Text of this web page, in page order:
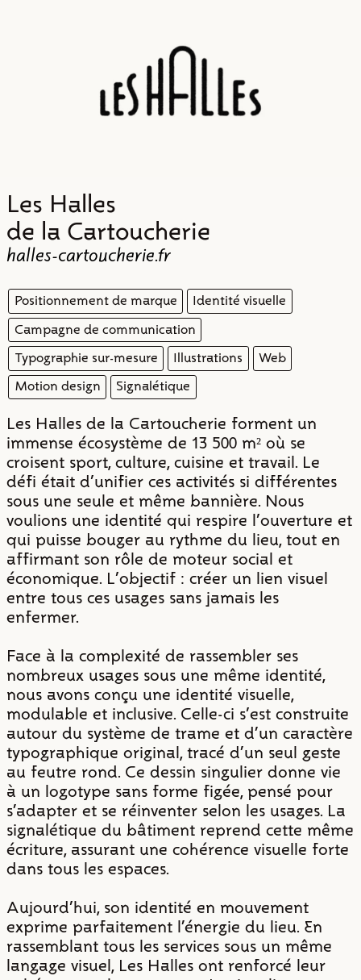
Typo
Infos
Les Halles
de la Cartoucherie
halles-cartoucherie.fr
Positionnement de marque
Identité visuelle
Campagne de communication
Typographie sur-mesure
Illustrations
Web
Motion design
Signalétique
Les Halles de la Cartoucherie forment un
immense écosystème de 13 500 m² où se
croisent sport, culture, cuisine et travail. Le
défi était d'unifier ces activités si différentes
sous une seule et même bannière. Nous
voulions une identité qui respire l'ouverture et
qui puisse bouger au rythme du lieu, tout en
affirmant son rôle de moteur social et
économique. L'objectif : créer un lien visuel
entre tous ces usages sans jamais les
enfermer.
Face à la complexité de rassembler ses
nombreux usages sous une même identité,
nous avons conçu une identité visuelle,
modulable et inclusive. Celle-ci s'est construite
autour du système de trame et d’un caractère
typographique original, tracé d’un seul geste
au feutre rond. Ce dessin singulier donne vie
à un logotype sans forme figée, pensé pour
s’adapter et se réinventer selon les usages. La
signalétique du bâtiment reprend cette même
écriture, assurant une cohérence visuelle forte
dans tous les espaces.
Aujourd'hui, son identité en mouvement
exprime parfaitement l’énergie du lieu. En
rassemblant tous les services sous un même
langage visuel, Les Halles ont renforcé leur